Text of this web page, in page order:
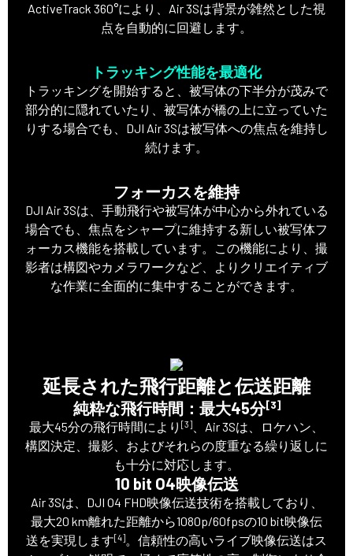
ActiveTrack 360°により、Air 3Sは背景が雑然とした視
点を自動的に回避します。
トラッキング性能を最適化
トラッキングを開始すると、被写体の下半分が茂みで
部分的に隠れていたり、被写体が橋の上に立っていた
りする場合でも、DJI Air 3Sは被写体への焦点を維持し
続けます。
フォーカスを維持
DJI Air 3Sは、手動飛行や被写体が中心から外れている
場合でも、焦点をシャープに維持する新しい被写体フ
ォーカス機能を搭載しています。この機能により、撮
影者は構図やカメラワークなど、よりクリエイティブ
な作業に全面的に集中することができます。
延長された飛行距離と伝送距離
純粋な飛行時間：最大45分[3]
最大45分の飛行時間により [3]
、Air 3Sは、ロケハン、
構図決定、撮影、およびそれらの度重なる繰り返しに
も十分に対応します。
10 bit O4映像伝送
Air 3Sは、DJI O4 FHD映像伝送技術を搭載しており、
最大20 km離れた距離から1080p/60fpsの10 bit映像伝
送を実現します[4]。信頼性の高いライブ映像伝送はス